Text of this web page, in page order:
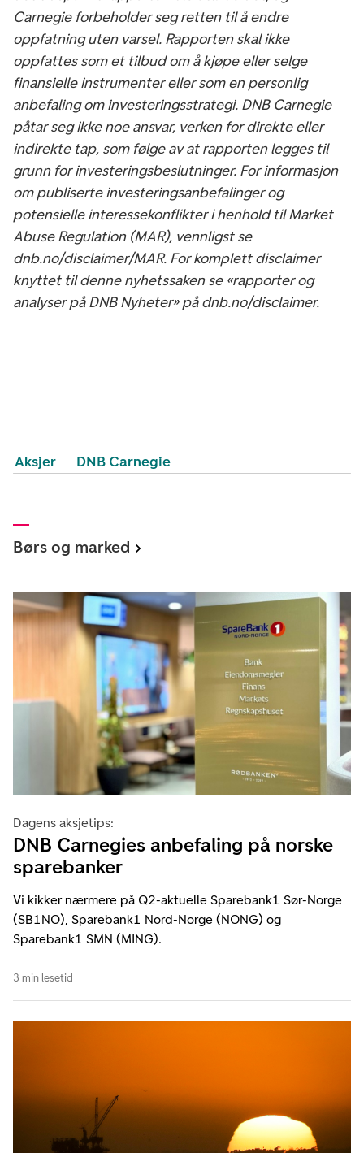
Carnegie forbeholder seg retten til å endre
oppfatning uten varsel. Rapporten skal ikke
oppfattes som et tilbud om å kjøpe eller selge
finansielle instrumenter eller som en personlig
anbefaling om investeringsstrategi. DNB Carnegie
påtar seg ikke noe ansvar, verken for direkte eller
indirekte tap, som følge av at rapporten legges til
grunn for investeringsbeslutninger. For informasjon
om publiserte investeringsanbefalinger og
potensielle interessekonflikter i henhold til Market
Abuse Regulation (MAR), vennligst se
dnb.no/disclaimer/MAR. For komplett disclaimer
knyttet til denne nyhetssaken se «rapporter og
analyser på DNB Nyheter» på dnb.no/disclaimer.
Aksjer DNB Carnegie
Børs og marked
Dagens aksjetips:
DNB Carnegies anbefaling på norske
sparebanker
Vi kikker nærmere på Q2-aktuelle Sparebank1 Sør-Norge
(SB1NO), Sparebank1 Nord-Norge (NONG) og
Sparebank1 SMN (MING).
3 min lesetid